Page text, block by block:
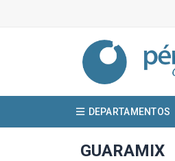
DEPARTAMENTOS
GUARAMIX